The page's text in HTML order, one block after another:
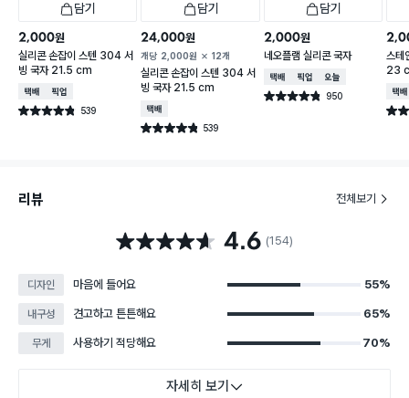
담기
2,000원
실리콘 손잡이 스텐 304 서
빙 국자 21.5 cm
택배배송매장픽업
별점 4.8점 539
건 작성
담기
24,000원
개당 2,000원 12개
실리콘 손잡이 스텐 304 서
빙 국자 21.5 cm
택배배송
별점 4.8점 539
건 작성
담기
2,000원
네오플램 실리콘 국자
택배배송매장픽업오늘배송
별점 4.8점 950
건 작성
스테
23
택배
별점
리뷰 전체보기
별점 4.6점 4.6 (154)
디자인 마음에 들어요 55%
내구성 견고하고 튼튼해요 65%
무게 사용하기 적당해요 70%
자세히 보기